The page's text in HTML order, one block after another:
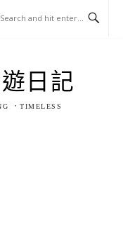
日記
．TIMELESS